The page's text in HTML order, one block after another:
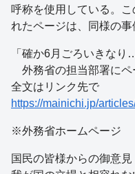
呼称を使用している。
れたページは、同様の事
「確か6月ごろいきなり
外務省の担当部署に
全文はリンク先で
https://mainichi.jp/
※外務省ホームページ
国民の皆様からの御意見